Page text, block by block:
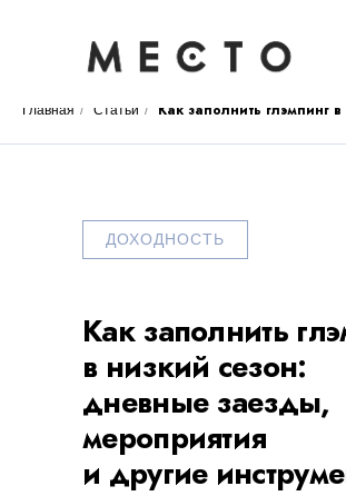
Главная / Статьи / Как заполнить глэмпинг
Как заполнить
в низкий сезон:
дневные заезды,
мероприятия
и другие
ДОХОДНОСТЬ